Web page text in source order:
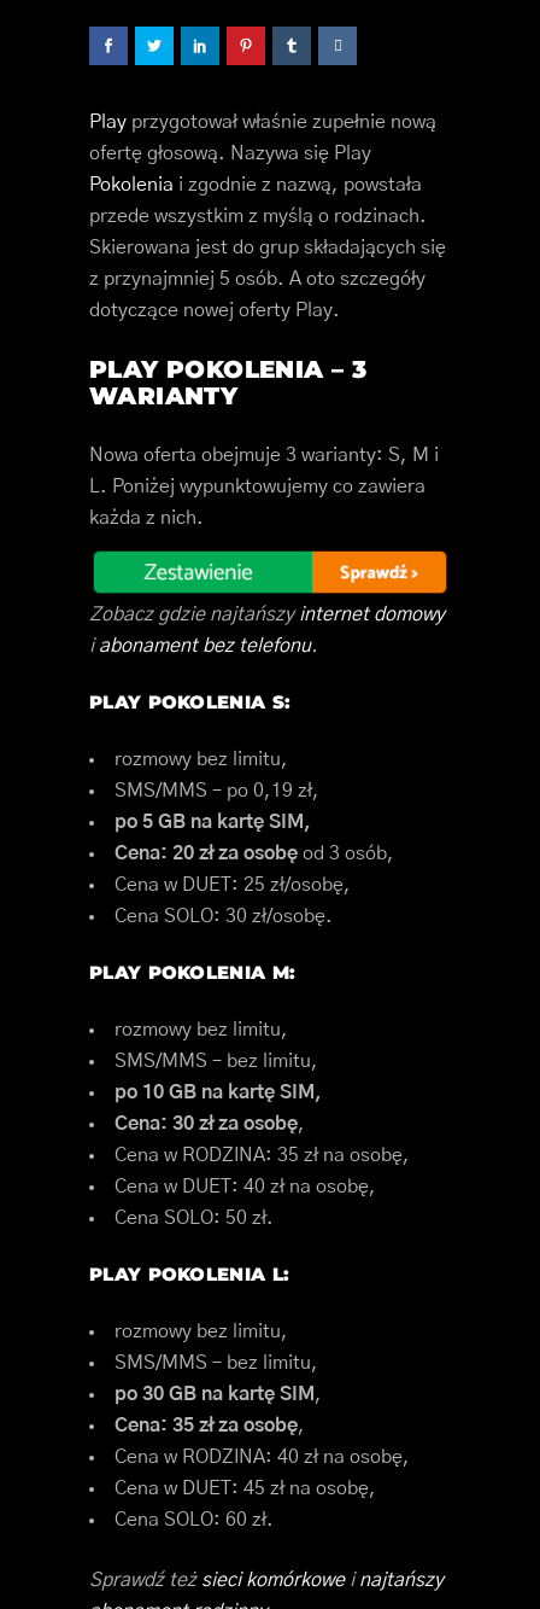
Play przygotował właśnie zupełnie nową
ofertę głosową. Nazywa się Play
Pokolenia i zgodnie z nazwą, powstała
przede wszystkim z myślą o rodzinach.
Skierowana jest do grup składających się
z przynajmniej 5 osób. A oto szczegóły
dotyczące nowej oferty Play.
PLAY POKOLENIA – 3
WARIANTY
Nowa oferta obejmuje 3 warianty: S, M i
L. Poniżej wypunktowujemy co zawiera
każda z nich.
Zobacz gdzie najtańszy internet domowy
iabonament bez telefonu.
PLAY POKOLENIA S:
rozmowy bez limitu,
SMS/MMS – po 0,19 zł,
po 5 GB na kartę SIM,
Cena: 20 zł za osobę od 3 osób,
Cena w DUET: 25 zł/osobę,
Cena SOLO: 30 zł/osobę.
PLAY POKOLENIA M:
rozmowy bez limitu,
SMS/MMS – bez limitu,
po 10 GB na kartę SIM,
Cena: 30 zł za osobę,
Cena w RODZINA: 35 zł na osobę,
Cena w DUET: 40 zł na osobę,
Cena SOLO: 50 zł.
PLAY POKOLENIA L:
rozmowy bez limitu,
SMS/MMS – bez limitu,
po 30 GB na kartę SIM ,
Cena: 35 zł za osobę,
Cena w RODZINA: 40 zł na osobę,
Cena w DUET: 45 zł na osobę,
Cena SOLO: 60 zł.
Sprawdź też sieci komórkoweinajtańszy